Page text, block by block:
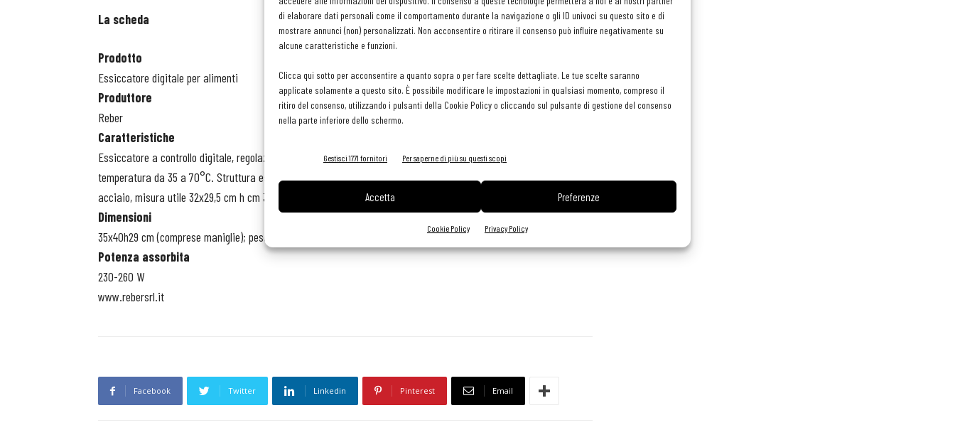
di elaborare dati personali come il comportamento durante la navigazione o gli ID univoci su questo sito e di
mostrare annunci (non) personalizzati. Non acconsentire o ritirare il consenso può influire negativamente su
alcune caratteristiche e funzioni.
Clicca qui sotto per acconsentire a quanto sopra o per fare scelte dettagliate. Le tue scelte saranno
applicate solamente a questo sito. È possibile modificare le impostazioni in qualsiasi momento, compreso il
ritiro del consenso, utilizzando i pulsanti della Cookie Policy o cliccando sul pulsante di gestione del consenso
nella parte inferiore dello schermo.
Gestisci 1771 fornitori Per saperne di più su questi scopi
Accetta Preferenze
Cookie Policy Privacy Policy
La scheda
Prodotto
Essiccatore digitale per alimenti
Produttore
Reber
Caratteristiche
Essiccatore a controllo digitale, regolazione del tempo di funzionamento fino a 72 ore, regolazione della
temperatura da 35 a 70°C. Struttura esterna in acciaio inox con maniglie per trasporto. 5 cassetti estraibili in
acciaio, misura utile 32x29,5 cm h cm 3
Dimensioni
35x40h29 cm (comprese maniglie); peso netto 9,5 kg
Potenza assorbita
230-260 W
www.rebersrl.it
Facebook Twitter Linkedin Pinterest Email